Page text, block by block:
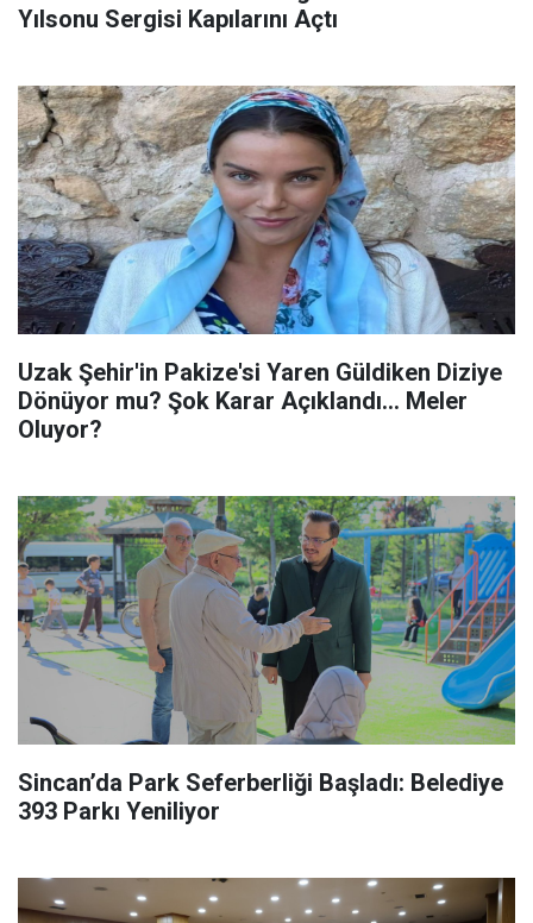
Yılsonu Sergisi Kapılarını Açtı
Uzak Şehir'in Pakize'si Yaren Güldiken Diziye
Dönüyor mu? Şok Karar Açıklandı... Meler
Oluyor?
Sincan’da Park Seferberliği Başladı: Belediye
393 Parkı Yeniliyor